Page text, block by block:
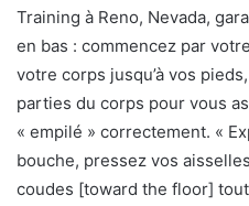
Training à Reno, Nevada,
en bas : commencez par
votre corps jusqu’à vos
parties du corps pour vous
« empilé » correctement. «
bouche, pressez vos
coudes [toward the floor]